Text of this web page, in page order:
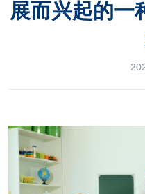
展而兴起的一